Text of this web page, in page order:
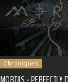
Chroniques